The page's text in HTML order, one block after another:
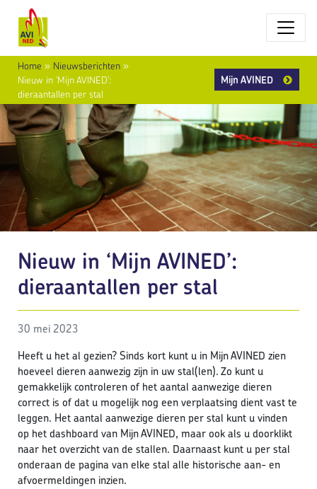
Home » Nieuwsberichten »
Nieuw in ‘Mijn AVINED’:
dieraantallen per stal
Mijn AVINED
Nieuw in ‘Mijn AVINED’:
dieraantallen per stal
30 mei 2023
Heeft u het al gezien? Sinds kort kunt u in Mijn AVINED zien
hoeveel dieren aanwezig zijn in uw stal(len). Zo kunt u
gemakkelijk controleren of het aantal aanwezige dieren
correct is of dat u mogelijk nog een verplaatsing dient vast te
leggen. Het aantal aanwezige dieren per stal kunt u vinden
op het dashboard van Mijn AVINED, maar ook als u doorklikt
naar het overzicht van de stallen. Daarnaast kunt u per stal
onderaan de pagina van elke stal alle historische aan- en
afvoermeldingen inzien.